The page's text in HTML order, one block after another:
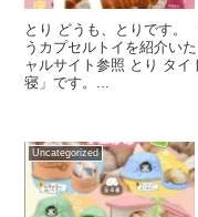
とり どうも、とりです。
うカプセルトイを紹介い
ャルサイト参照 とり タ
寝」です。...
Uncategorized